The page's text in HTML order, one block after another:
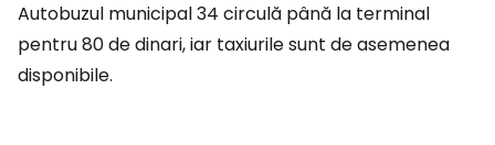
Autobuzul municipal 34 circulă până la terminal
pentru 80 de dinari, iar taxiurile sunt de asemenea
disponibile.